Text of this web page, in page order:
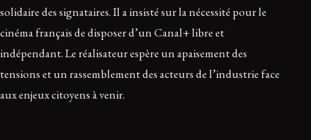
solidaire des signataires. Il a insisté sur la nécessité pour le
cinéma français de disposer d’un Canal+ libre et
indépendant. Le réalisateur espère un apaisement des
tensions et un rassemblement des acteurs de l’industrie face
aux enjeux citoyens à venir.